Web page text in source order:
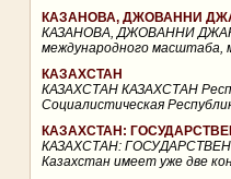
КАЗАНОВА, ДЖОВАННИ
КАЗАНОВА, ДЖОВАННИ
международного масштаба,
КАЗАХСТАН
КАЗАХСТАН КАЗАХСТАН
Социалистическая
КАЗАХСТАН:
КАЗАХСТАН:
Казахстан имеет уже две